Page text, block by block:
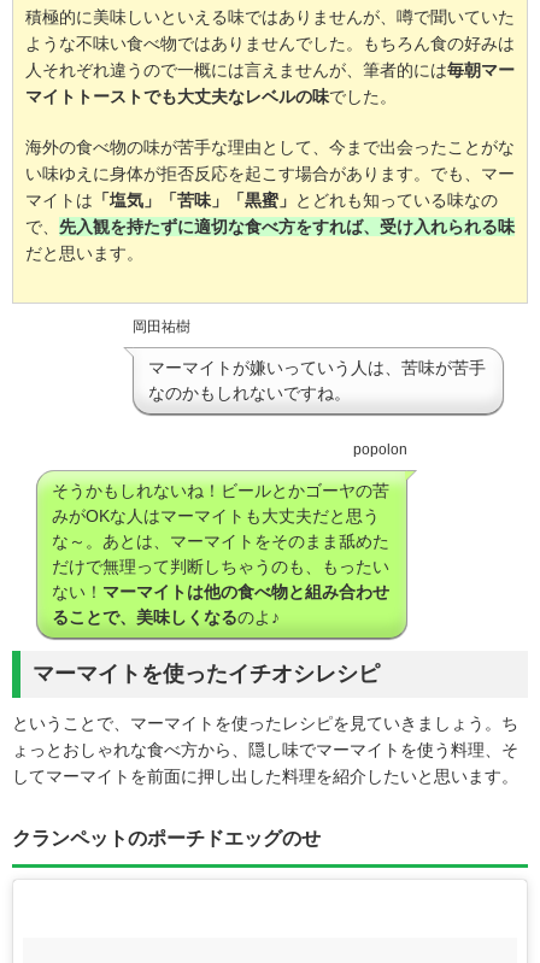
積極的に美味しいといえる味ではありませんが、噂で聞いていた
ような不味い食べ物ではありませんでした。もちろん食の好みは
人それぞれ違うので一概には言えませんが、筆者的には毎朝マー
マイトトーストでも大丈夫なレベルの味でした。
海外の食べ物の味が苦手な理由として、今まで出会ったことがな
い味ゆえに身体が拒否反応を起こす場合があります。でも、マー
マイトは 「塩気」「苦味」「黒蜜」 とどれも知っている味なの
で、 先入観を持たずに適切な食べ方をすれば、受け入れられる味
だと思います。
岡田祐樹
マーマイトが嫌いっていう人は、苦味が苦手
なのかもしれないですね。
popolon
そうかもしれないね！ビールとかゴーヤの苦
みがOKな人はマーマイトも大丈夫だと思う
な～。あとは、マーマイトをそのまま舐めた
だけで無理って判断しちゃうのも、もったい
ない！ マーマイトは他の食べ物と組み合わせ
ることで、美味しくなるのよ♪
マーマイトを使ったイチオシレシピ
ということで、マーマイトを使ったレシピを見ていきましょう。ち
ょっとおしゃれな食べ方から、隠し味でマーマイトを使う料理、そ
してマーマイトを前面に押し出した料理を紹介したいと思います。
クランペットのポーチドエッグのせ